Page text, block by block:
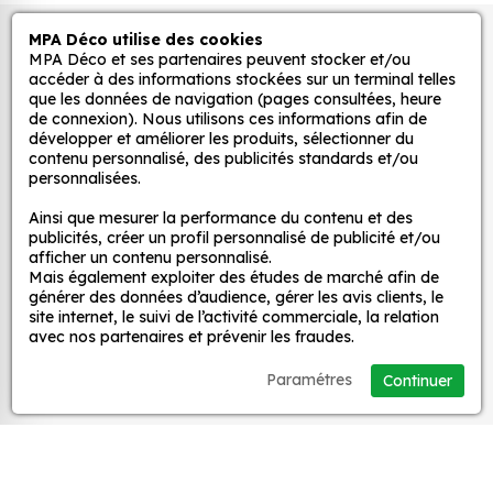
adaptez la décoration d’une pièce, d’une voiture,
d’un meuble, d’une porte et de toute autre surface,
et ce, à moindre coût et sans effort.
Quels sont les avantages de nos stickers
décoration ?
Une grande variété de motifs et de couleurs :
disponibles dans une large gamme de motifs et
de couleurs, ce qui vous permet de trouver le
sticker parfait pour votre décoration.
Une installation facile : nos stickers sont faciles
à installer, même pour les débutants. Il suffit de
la surface souhaitée. Vous pouvez vous aider
d’une raclette si besoin.
Autocollants pour véhicules et stickers
décoratifs
MPA Déco
Nos services
Nos sites
Mon Compte
MPA Déco utilise des cookies
MPA Déco et ses partenaires peuvent stocker et/ou
accéder à des informations stockées sur un terminal telles
que les données de navigation (pages consultées, heure
de connexion). Nous utilisons ces informations afin de
développer et améliorer les produits, sélectionner du
contenu personnalisé, des publicités standards et/ou
personnalisées.
Ainsi que mesurer la performance du contenu et des
publicités, créer un profil personnalisé de publicité et/ou
afficher un contenu personnalisé.
Mais également exploiter des études de marché afin de
générer des données d’audience, gérer les avis clients, le
site internet, le suivi de l’activité commerciale, la relation
avec nos partenaires et prévenir les fraudes.
Continuer
Paramétres